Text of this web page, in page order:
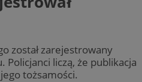
został zarejestrowany
liczą, że publikacja
tożsamości.